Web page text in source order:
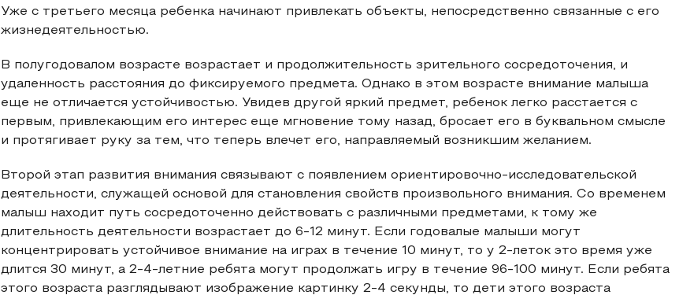
Уже с третьего месяца ребенка начинают привлекать объекты, непосредственно связанные с его
жизнедеятельностью.
В полугодовалом возрасте возрастает и продолжительность зрительного сосредоточения, и
удаленность расстояния до фиксируемого предмета. Однако в этом возрасте внимание малыша
еще не отличается устойчивостью. Увидев другой яркий предмет, ребенок легко расстается с
первым, привлекающим его интерес еще мгновение тому назад, бросает его в буквальном смысле
и протягивает руку за тем, что теперь влечет его, направляемый возникшим желанием.
Второй этап развития внимания связывают с появлением ориентировочно-исследовательской
деятельности, служащей основой для становления свойств произвольного внимания. Со временем
малыш находит путь сосредоточенно действовать с различными предметами, к тому же
длительность деятельности возрастает до 6-12 минут. Если годовалые малыши могут
концентрировать устойчивое внимание на играх в течение 10 минут, то у 2-леток это время уже
длится 30 минут, а 2-4-летние ребята могут продолжать игру в течение 96-100 минут. Если ребята
этого возраста разглядывают изображение картинку 2-4 секунды, то дети этого возраста